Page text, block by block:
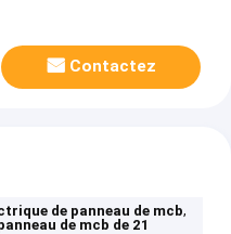
Contactez
de panneau de mcb,
de mcb de 21